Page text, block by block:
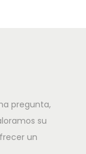
pregunta,
su
un